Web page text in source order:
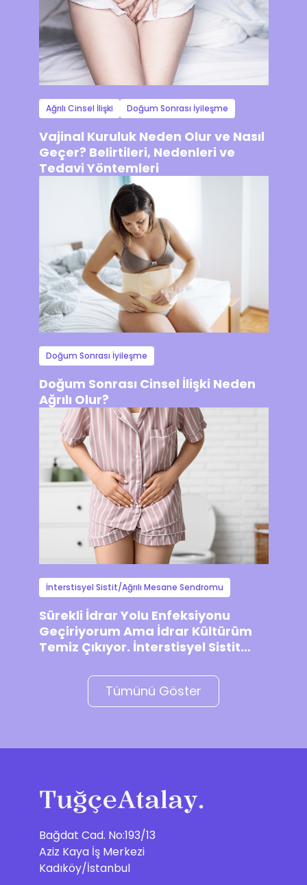
Ağrılı Cinsel İlişki Doğum Sonrası İyileşme
Vajinal Kuruluk Neden Olur ve Nasıl
Geçer? Belirtileri, Nedenleri ve
Tedavi Yöntemleri
Doğum Sonrası İyileşme
Doğum Sonrası Cinsel İlişki Neden
Ağrılı Olur?
İnterstisyel Sistit/Ağrılı Mesane Sendromu
Sürekli İdrar Yolu Enfeksiyonu
Geçiriyorum Ama İdrar Kültürüm
Temiz Çıkıyor. İnterstisyel Sistit
Tümünü Göster
Bağdat Cad. No:193/13
Aziz Kaya İş Merkezi
Kadıköy/İstanbul